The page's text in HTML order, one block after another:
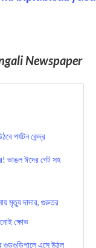
Newspaper
পর্যটন কেন্দ্র
ভাঙল ঈদের গেট সহ
মৃত্যু দাদার, গুরুতর
ক্ষোভ
গুড়গুড়িপালে এসে উঠল